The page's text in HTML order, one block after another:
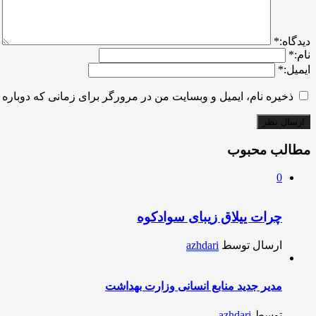
ديدگاه:*
نام:*
ایمیل:*
ذخیره نام، ایمیل و وبسایت من در مرورگر برای زمانی که
مطالب محبوب
0
چرات ییلاق زیبای سوادکوه
ارسال توسط azhdari
مدیر جدید منابع انسانی وزارت بهداشت